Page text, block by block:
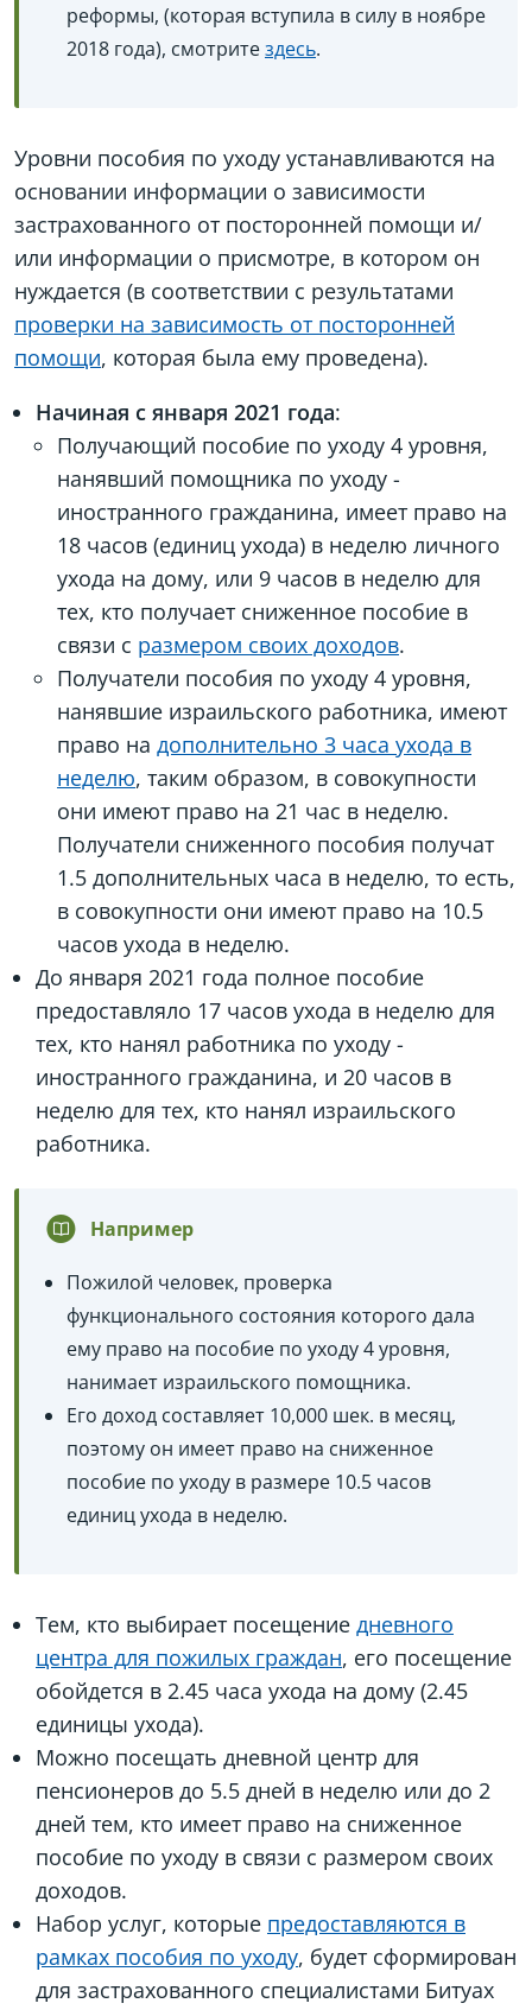
реформы, (которая вступила в силу в ноябре
2018 года), смотритездесь.
Уровни пособия по уходу устанавливаются на
основании информации о зависимости
застрахованного от посторонней помощи и/
или информации о присмотре, в котором он
нуждается (в соответствии с результатами
проверки на зависимость от посторонней
помощи, которая была ему проведена).
Начиная с января 2021 года:
Получающий пособие по уходу 4 уровня,
нанявший помощника по уходу -
иностранного гражданина, имеет право на
18 часов (единиц ухода) в неделю личного
ухода на дому, или 9 часов в неделю для
тех, кто получает сниженное пособие в
связи с размером своих доходов.
Получатели пособия по уходу 4 уровня,
нанявшие израильского работника, имеют
право на дополнительно 3 часа ухода в
неделю, таким образом, в совокупности
они имеют право на 21 час в неделю.
Получатели сниженного пособия получат
1.5 дополнительных часа в неделю, то есть,
в совокупности они имеют право на 10.5
часов ухода в неделю.
До января 2021 года полное пособие
предоставляло 17 часов ухода в неделю для
тех, кто нанял работника по уходу -
иностранного гражданина, и 20 часов в
неделю для тех, кто нанял израильского
работника.
Например
Пожилой человек, проверка
функционального состояния которого дала
ему право на пособие по уходу 4 уровня,
нанимает израильского помощника.
Его доход составляет 10,000 шек. в месяц,
поэтому он имеет право на сниженное
пособие по уходу в размере 10.5 часов
единиц ухода в неделю.
Тем, кто выбирает посещение дневного
центра для пожилых граждан, его посещение
обойдется в 2.45 часа ухода на дому (2.45
единицы ухода).
Можно посещать дневной центр для
пенсионеров до 5.5 дней в неделю или до 2
дней тем, кто имеет право на сниженное
пособие по уходу в связи с размером своих
доходов.
Набор услуг, которые предоставляются в
рамках пособия по уходу, будет сформирован
для застрахованного специалистами Битуах